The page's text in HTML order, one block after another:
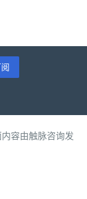
容由触脉咨询发